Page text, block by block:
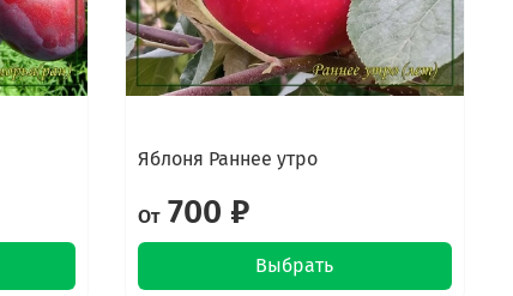
Яблоня Раннее утро
От700 ₽
Выбрать